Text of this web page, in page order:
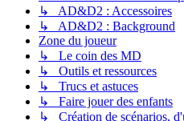
↳ AD&D2 : Accessoires
↳ AD&D2 : Background
Zone du joueur
↳ Le coin des MD
↳ Outils et ressources
↳ Trucs et astuces
↳ Faire jouer des enfants
↳ Création de scénarios,